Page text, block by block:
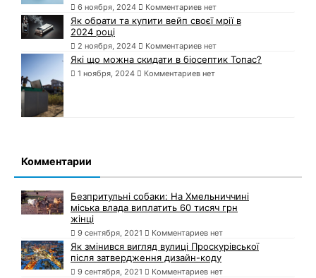
6 ноября, 2024 Комментариев нет
Як обрати та купити вейп своєї мрії в
2024 році
2 ноября, 2024 Комментариев нет
Які що можна скидати в біосептик Топас?
1 ноября, 2024 Комментариев нет
Комментарии
Безпритульні собаки: На Хмельниччині
міська влада виплатить 60 тисяч грн
жінці
9 сентября, 2021 Комментариев нет
Як змінився вигляд вулиці Проскурівської
після затвердження дизайн-коду
9 сентября, 2021 Комментариев нет